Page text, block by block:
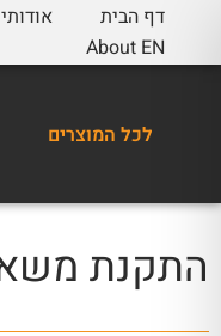
דף הבית
About EN
לכל המוצרים
התקנת